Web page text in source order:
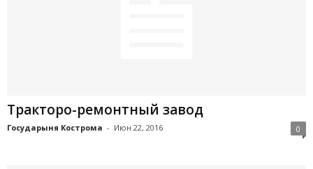
Тракторо-ремонтный завод
Государыня Кострома - Июн 22, 2016 0